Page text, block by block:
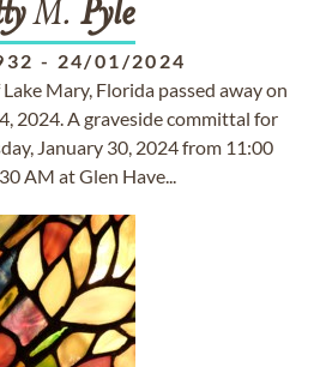
M. Pyle
- 24/01/2024
Lake Mary, Florida passed away on
2024. A graveside committal for
January 30, 2024 from 11:00
AM at Glen Have...